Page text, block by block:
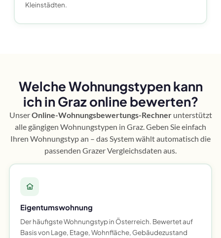
Kleinstädten.
Welche Wohnungstypen kann
ich in Graz online bewerten?
UnserOnline-Wohnungsbewertungs-Rechnerunterstützt
alle gängigen Wohnungstypen in Graz. Geben Sie einfach
Ihren Wohnungstyp an – das System wählt automatisch die
passenden Grazer Vergleichsdaten aus.
Eigentumswohnung
Der häufigste Wohnungstyp in Österreich. Bewertet auf
Basis von Lage, Etage, Wohnfläche, Gebäudezustand